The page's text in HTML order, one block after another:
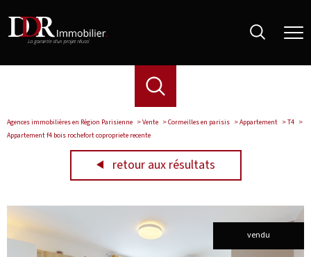
Agences immobilières en Région Parisienne Vente Cormeilles en parisis Appartement
T4
Appartement f4 bois rochefort copropriete recente
retour aux résultats
vendu